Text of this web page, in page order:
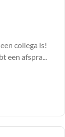
collega is!
een afspra...